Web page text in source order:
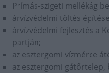
Prímás-szigeti mellékág
árvízvédelmi töltés
árvízvédelmi fejlesztés a
partján;
az esztergomi vízmérce
az esztergomi